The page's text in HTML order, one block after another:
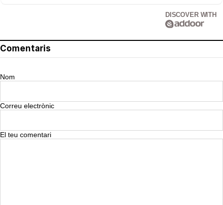
DISCOVER WITH
Comentaris
Nom
Correu electrònic
El teu comentari